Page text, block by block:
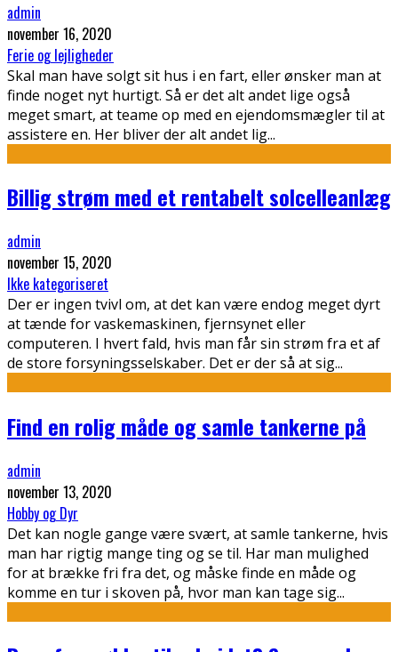
admin
november 16, 2020
Ferie og lejligheder
Skal man have solgt sit hus i en fart, eller ønsker man at
finde noget nyt hurtigt. Så er det alt andet lige også
meget smart, at teame op med en ejendomsmægler til at
assistere en. Her bliver der alt andet lig...
Billig strøm med et rentabelt solcelleanlæg
admin
november 15, 2020
Ikke kategoriseret
Der er ingen tvivl om, at det kan være endog meget dyrt
at tænde for vaskemaskinen, fjernsynet eller
computeren. I hvert fald, hvis man får sin strøm fra et af
de store forsyningsselskaber. Det er der så at sig...
Find en rolig måde og samle tankerne på
admin
november 13, 2020
Hobby og Dyr
Det kan nogle gange være svært, at samle tankerne, hvis
man har rigtig mange ting og se til. Har man mulighed
for at brække fri fra det, og måske finde en måde og
komme en tur i skoven på, hvor man kan tage sig...